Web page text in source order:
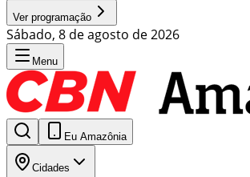
Ver programação
Sábado, 8 de agosto de 2026
Menu
Eu Amazônia
Cidades